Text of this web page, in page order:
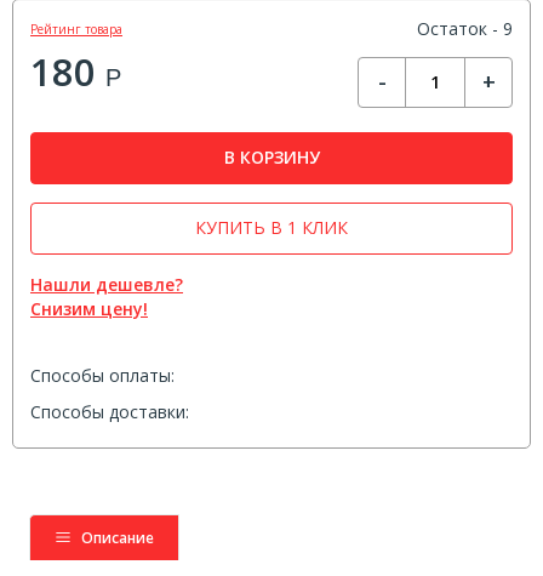
Рейтинг товара Остаток - 9
180 Р - +
В КОРЗИНУ
Нашли дешевле?
Снизим цену!
КУПИТЬ В 1 КЛИК
Способы оплаты:
Способы доставки:
Описание